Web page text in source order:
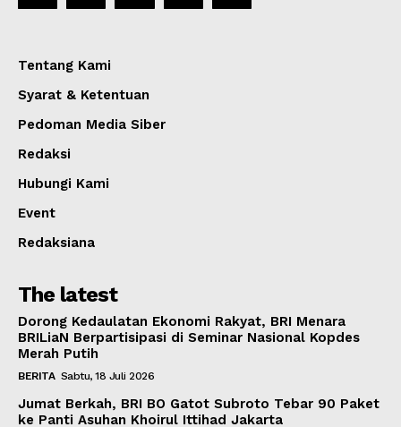
Tentang Kami
Syarat & Ketentuan
Pedoman Media Siber
Redaksi
Hubungi Kami
Event
Redaksiana
The latest
Dorong Kedaulatan Ekonomi Rakyat, BRI Menara
BRILiaN Berpartisipasi di Seminar Nasional Kopdes
Merah Putih
BERITA Sabtu, 18 Juli 2026
Jumat Berkah, BRI BO Gatot Subroto Tebar 90 Paket
ke Panti Asuhan Khoirul Ittihad Jakarta